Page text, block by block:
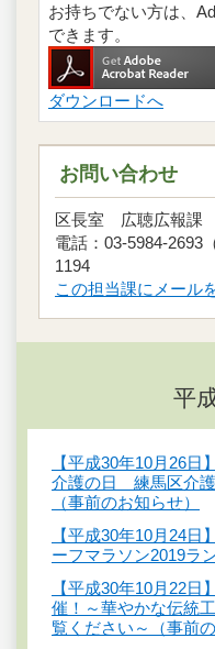
お持ちでない方は、
できます。
ダウンロードへ
お問い合わせ
区長室 広聴広報
電話：03-5984-
1194
この担当課にメール
平
【平成30年10月26
介護の日 練馬区介護
（事前のお知らせ）
【平成30年10月24
ーフマラソン2019ラ
【平成30年10月22
催！～華やかな伝統
覧ください～（事前の